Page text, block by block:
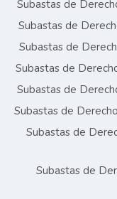
Subastas de
Subastas de
Subastas de
Subastas de
Subastas de
Subastas de
Subastas de
Subastas de